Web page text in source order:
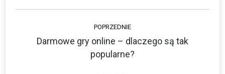
Nawigacja
wpisów
POPRZEDNIE
Poprzedni
wpis:
Darmowe gry online – dlaczego są tak
popularne?